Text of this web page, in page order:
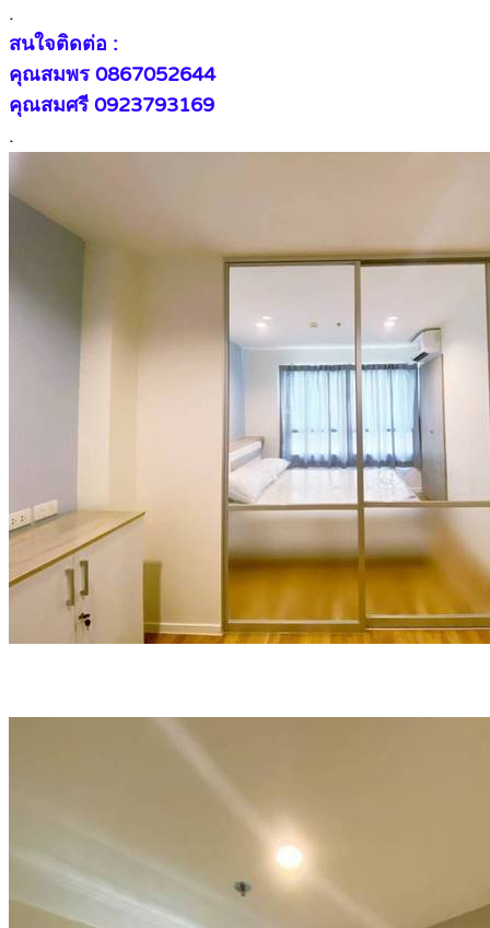
.
สนใจติดต่อ :
คุณสมพร 0867052644
คุณสมศรี 0923793169
.